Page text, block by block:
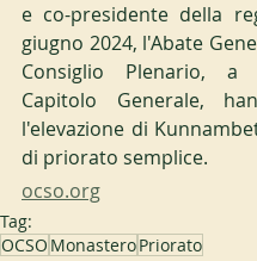
e co-presidente della
giugno 2024, l'Abate
Consiglio Plenario,
Capitolo Generale,
l'elevazione di
di priorato semplice.
ocso.org
Tag:
OCSO MonasteroPriorato